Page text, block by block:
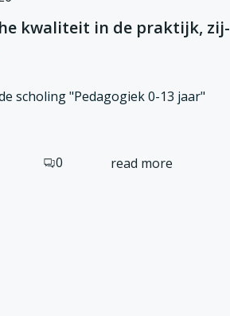
kwaliteit in de praktijk, zij-
scholing "Pedagogiek 0-13 jaar"
0 read more